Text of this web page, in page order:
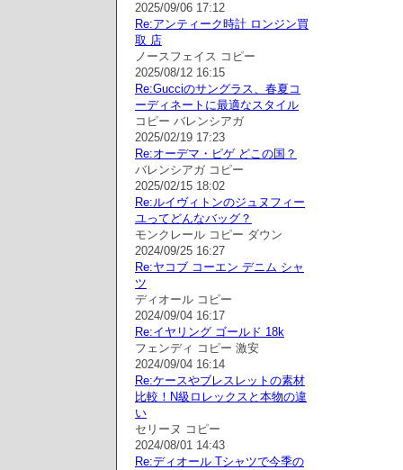
2025/09/06 17:12
Re:アンティーク時計 ロンジン買
取 店
ノースフェイス コピー
2025/08/12 16:15
Re:Gucciのサングラス、春夏コ
ーディネートに最適なスタイル
コピー バレンシアガ
2025/02/19 17:23
Re:オーデマ・ピゲ どこの国？
バレンシアガ コピー
2025/02/15 18:02
Re:ルイヴィトンのジュヌフィー
ユってどんなバッグ？
モンクレール コピー ダウン
2024/09/25 16:27
Re:ヤコブ コーエン デニム シャ
ツ
ディオール コピー
2024/09/04 16:17
Re:イヤリング ゴールド 18k
フェンディ コピー 激安
2024/09/04 16:14
Re:ケースやブレスレットの素材
比較！N級ロレックスと本物の違
い
セリーヌ コピー
2024/08/01 14:43
Re:ディオール Tシャツで今季の